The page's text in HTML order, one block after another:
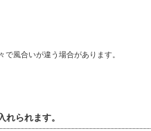
で風合いが違う場合があります。
られます。